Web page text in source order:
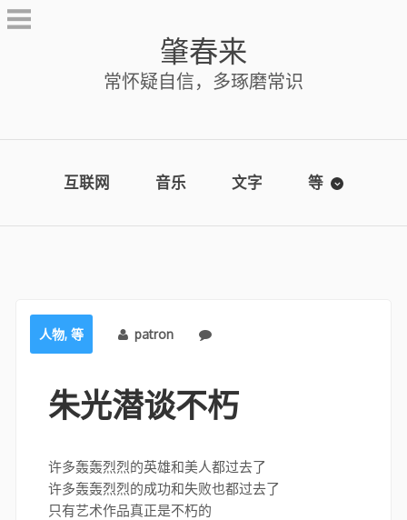
Skip
to
肇春来
常怀疑自信，多琢磨常识
互联网 音乐 文字 等
人物, 等 patron
朱光潜谈不朽
许多轰轰烈烈的英雄和美人都过去了
许多轰轰烈烈的成功和失败也都过去了
只有艺术作品真正是不朽的